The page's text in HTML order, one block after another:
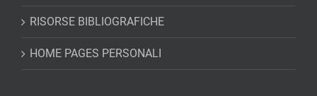
RISORSE BIBLIOGRAFICHE
HOME PAGES PERSONALI